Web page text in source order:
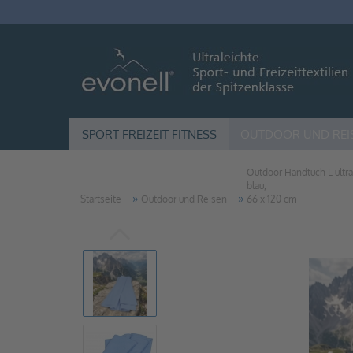
SPORT FREIZEIT FITNESS
Startseite » Outdoor und Reisen »
Outdoor Handtuch L
blau,
66 x 120 cm